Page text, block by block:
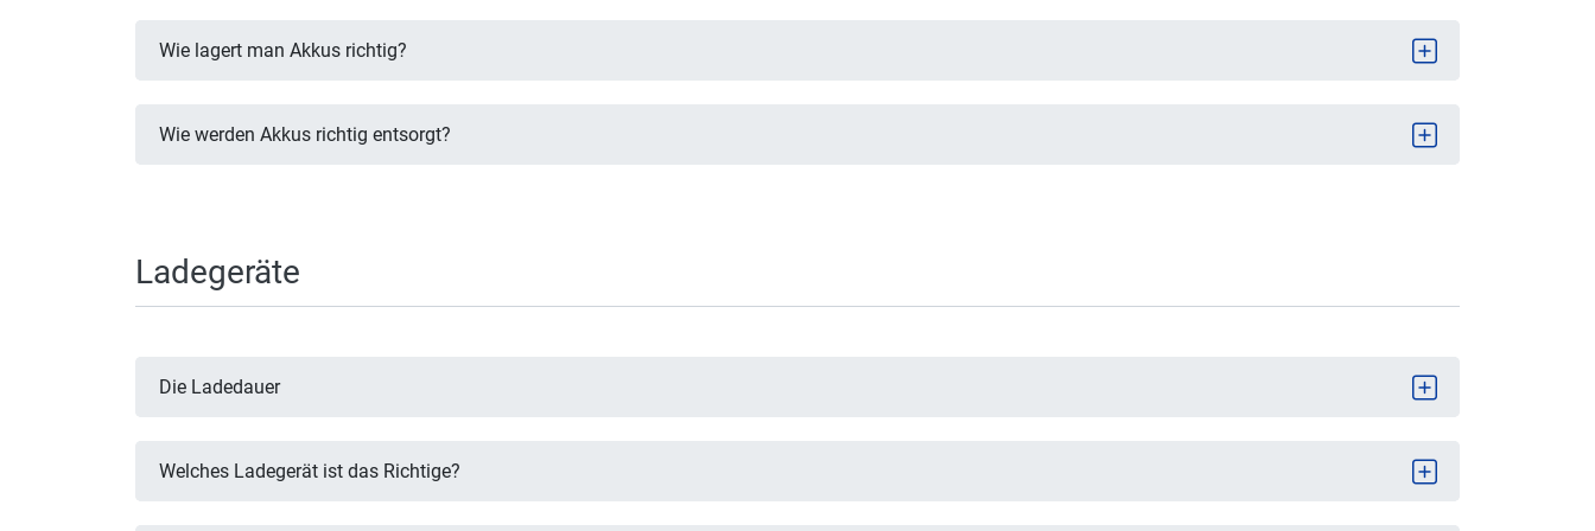
Wie lagert man Akkus richtig?
Wie werden Akkus richtig entsorgt?
Ladegeräte
Die Ladedauer
Welches Ladegerät ist das Richtige?